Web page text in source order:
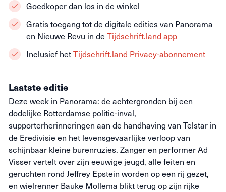
Laatste editie
Deze week in Panorama: de achtergronden bij een
dodelijke Rotterdamse politie-inval,
supporterherinneringen aan de handhaving van Telstar in
de Eredivisie en het levensgevaarlijke verloop van
schijnbaar kleine burenruzies. Zanger en performer Ad
Visser vertelt over zijn eeuwige jeugd, alle feiten en
geruchten rond Jeffrey Epstein worden op een rij gezet,
en wielrenner Bauke Mollema blikt terug op zijn rijke
Goedkoper dan los in de winkel
Gratis toegang tot de digitale edities van Panorama
en Nieuwe Revu in de Tijdschrift.land app
Inclusief hetTijdschrift.land Privacy-abonnement